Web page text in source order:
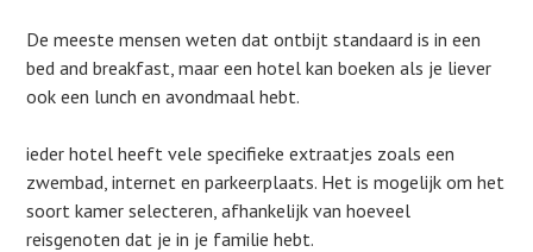
De meeste mensen weten dat ontbijt standaard is in een
bed and breakfast, maar een hotel kan boeken als je liever
ook een lunch en avondmaal hebt.
ieder hotel heeft vele specifieke extraatjes zoals een
zwembad, internet en parkeerplaats. Het is mogelijk om het
soort kamer selecteren, afhankelijk van hoeveel
reisgenoten dat je in je familie hebt.